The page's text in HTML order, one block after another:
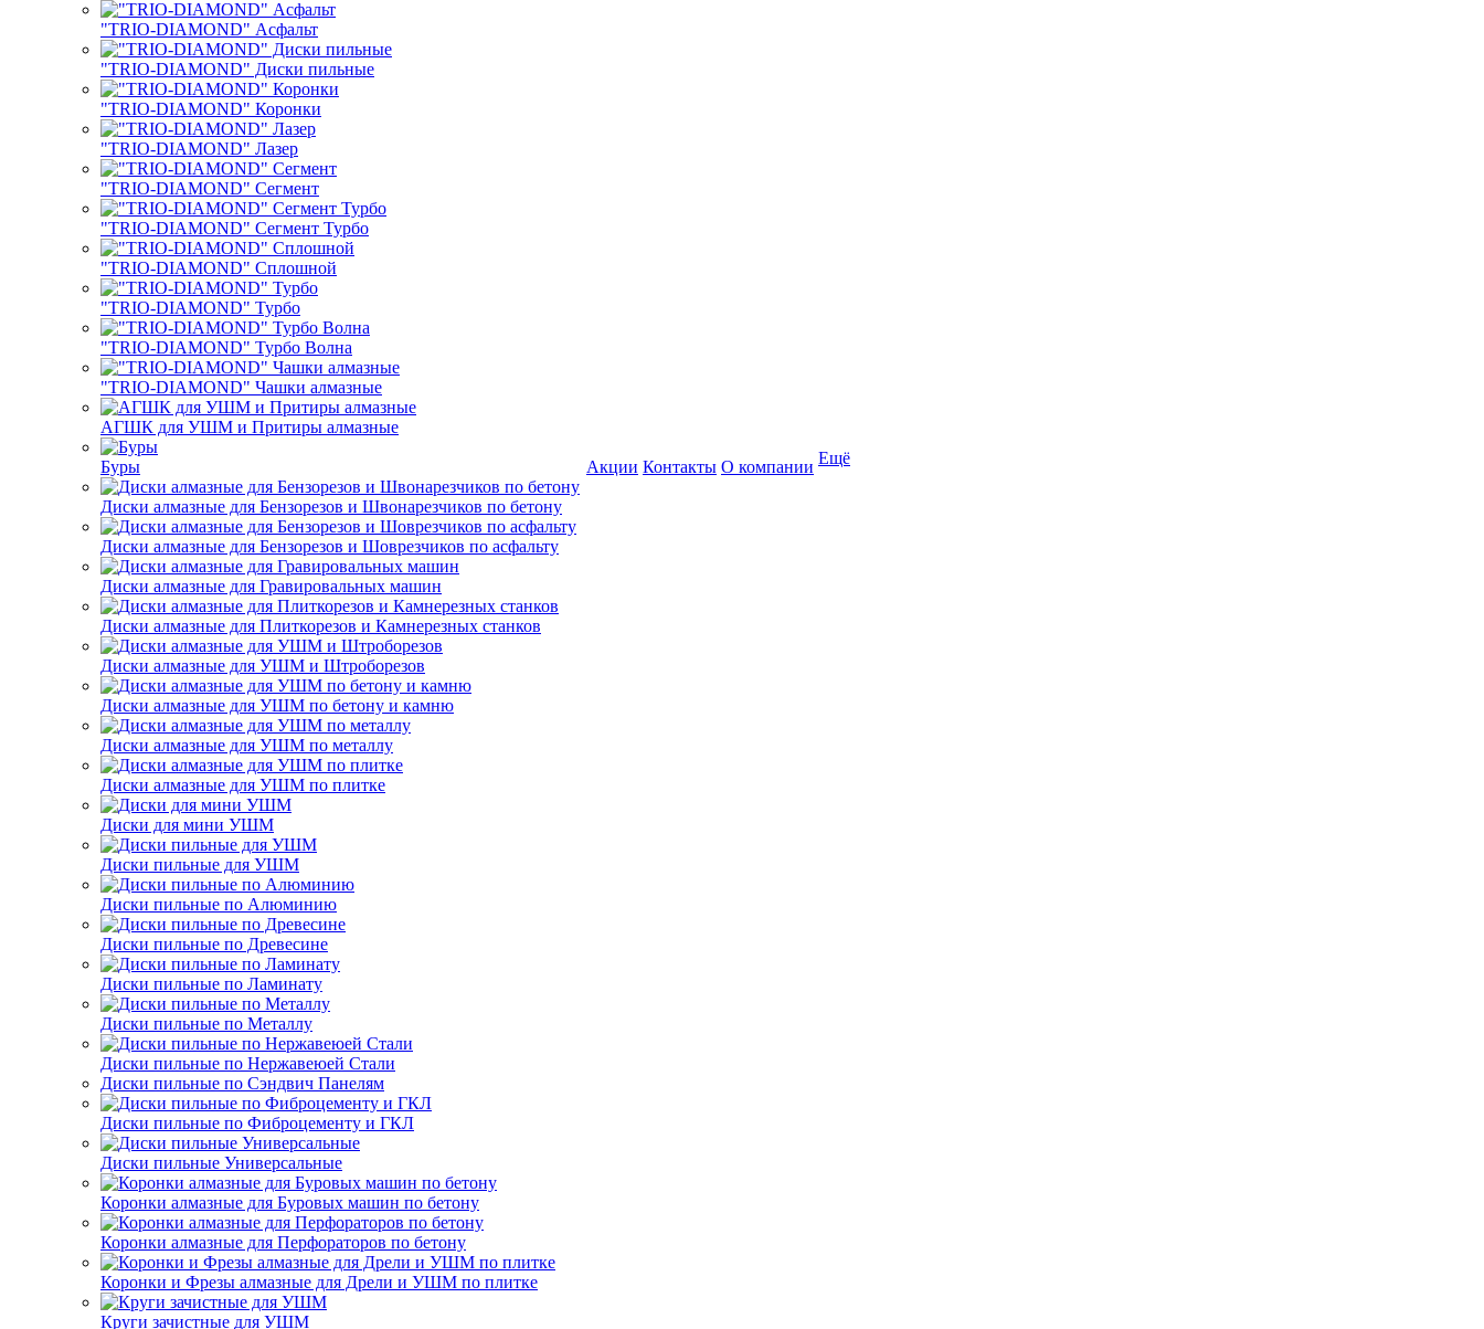
"TRIO-DIAMOND" Асфальт
"TRIO-DIAMOND" Диски пильные
"TRIO-DIAMOND" Коронки
"TRIO-DIAMOND" Лазер
"TRIO-DIAMOND" Сегмент
"TRIO-DIAMOND" Сегмент Турбо
"TRIO-DIAMOND" Сплошной
"TRIO-DIAMOND" Турбо
"TRIO-DIAMOND" Турбо Волна
"TRIO-DIAMOND" Чашки алмазные
АГШК для УШМ и Притиры алмазные
Буры
Диски алмазные для Бензорезов и Швонарезчиков по бетону
Диски алмазные для Бензорезов и Шоврезчиков по асфальту
Диски алмазные для Гравировальных машин
Диски алмазные для Плиткорезов и Камнерезных станков
Диски алмазные для УШМ и Штроборезов
Диски алмазные для УШМ по бетону и камню
Диски алмазные для УШМ по металлу
Диски алмазные для УШМ по плитке
Диски для мини УШМ
Диски пильные для УШМ
Диски пильные по Алюминию
Диски пильные по Древесине
Диски пильные по Ламинату
Диски пильные по Металлу
Диски пильные по Нержавеюей Стали
Диски пильные по Сэндвич Панелям
Диски пильные по Фиброцементу и ГКЛ
Диски пильные Универсальные
Коронки алмазные для Буровых машин по бетону
Коронки алмазные для Перфораторов по бетону
Коронки и Фрезы алмазные для Дрели и УШМ по плитке
Круги зачистные для УШМ
Акции Контакты О компании Ещё